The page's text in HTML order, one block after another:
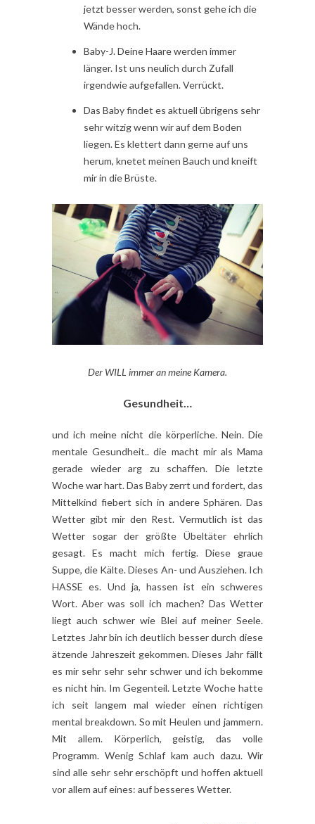
jetzt besser werden, sonst gehe ich die
Wände hoch.
Baby-J. Deine Haare werden immer
länger. Ist uns neulich durch Zufall
irgendwie aufgefallen. Verrückt.
Das Baby findet es aktuell übrigens sehr
sehr witzig wenn wir auf dem Boden
liegen. Es klettert dann gerne auf uns
herum, knetet meinen Bauch und kneift
mir in die Brüste.
Der WILL immer an meine Kamera.
Gesundheit…
und ich meine nicht die körperliche. Nein. Die
mentale Gesundheit.. die macht mir als Mama
gerade wieder arg zu schaffen. Die letzte
Woche war hart. Das Baby zerrt und fordert, das
Mittelkind fiebert sich in andere Sphären. Das
Wetter gibt mir den Rest. Vermutlich ist das
Wetter sogar der größte Übeltäter ehrlich
gesagt. Es macht mich fertig. Diese graue
Suppe, die Kälte. Dieses An- und Ausziehen. Ich
HASSE es. Und ja, hassen ist ein schweres
Wort. Aber was soll ich machen? Das Wetter
liegt auch schwer wie Blei auf meiner Seele.
Letztes Jahr bin ich deutlich besser durch diese
ätzende Jahreszeit gekommen. Dieses Jahr fällt
es mir sehr sehr sehr schwer und ich bekomme
es nicht hin. Im Gegenteil. Letzte Woche hatte
ich seit langem mal wieder einen richtigen
mental breakdown. So mit Heulen und jammern.
Mit allem. Körperlich, geistig, das volle
Programm. Wenig Schlaf kam auch dazu. Wir
sind alle sehr sehr erschöpft und hoffen aktuell
vor allem auf eines: auf besseres Wetter.